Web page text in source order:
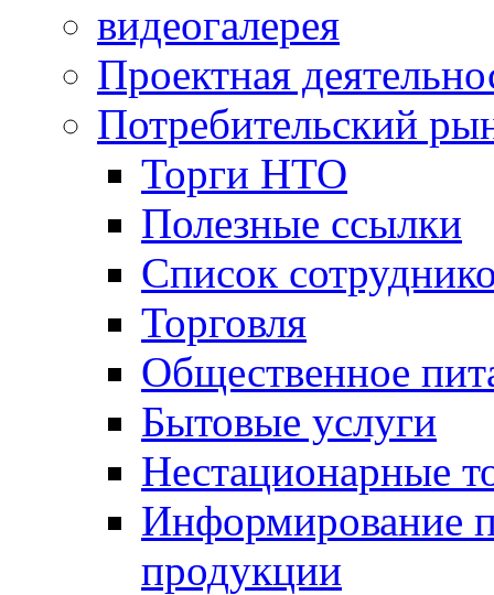
видеогалерея
Проектная
Потребительский
Торги НТО
Полезные ссылки
Список
Торговля
Общественное
Бытовые услуги
Нестационарные
Информирование
продукции